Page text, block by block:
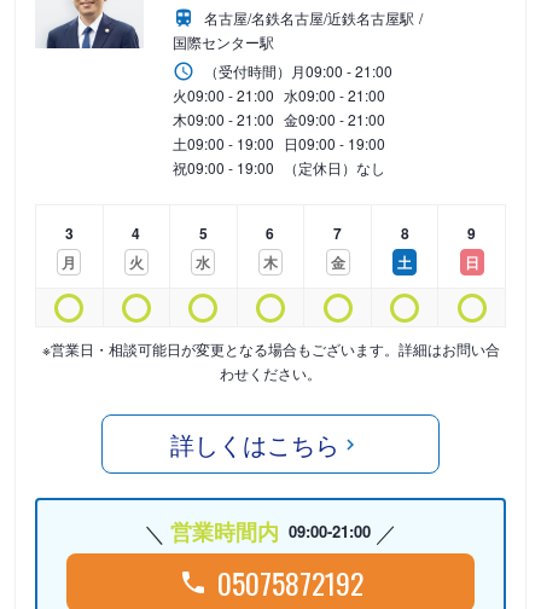
名古屋/名鉄名古屋/近鉄名古屋駅
国際センター駅
（受付時間） 月09:00 - 21:00
火09:00 - 21:00 水09:00 - 21:00
木09:00 - 21:00 金09:00 - 21:00
土09:00 - 19:00 日09:00 - 19:00
祝09:00 - 19:00 （定休日）なし
3
月
4
火
5
水
6
木
7
金
8
土
9
日
※営業日・相談可能日が変更となる場合もございます。詳細はお問い合
わせください。
詳しくはこちら
営業時間内 09:00-21:00
05075872192